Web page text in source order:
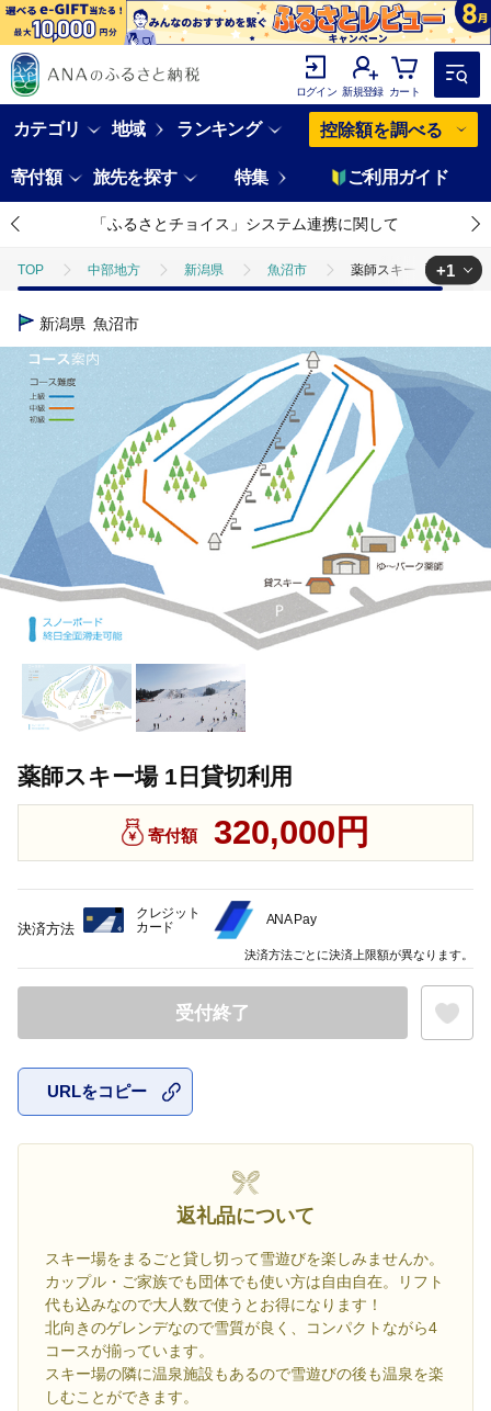
ログイン 新規登録 カート
カテゴリ 地域 ランキング 控除額を調べる
寄付額 旅先を探す 特集 ご利用ガイド
「ふるさとチョイス」システム連携に関して
TOP 中部地方 新潟県 魚沼市 薬師スキー場 1日貸切
TOP
+1
新潟県 魚沼市
薬師スキー場 1日貸切利用
寄付額 320,000円
受付終了
URLをコピー
返礼品について
スキー場をまるごと貸し切って雪遊びを楽しみませんか。
カップル・ご家族でも団体でも使い方は自由自在。リフト
代も込みなので大人数で使うとお得になります！
北向きのゲレンデなので雪質が良く、コンパクトながら4
コースが揃っています。
スキー場の隣に温泉施設もあるので雪遊びの後も温泉を楽
しむことができます。
決済方法
クレジット
カード
ANA Pay
決済方法ごとに決済上限額が異なります。